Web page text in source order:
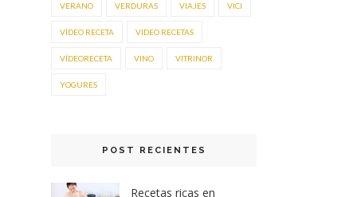
VERANO VERDURAS VIAJES VICI
VÍDEO RECETA VIDEO RECETAS
VÍDEORECETA VINO VITRINOR
YOGURES
POST RECIENTES
Recetas ricas en